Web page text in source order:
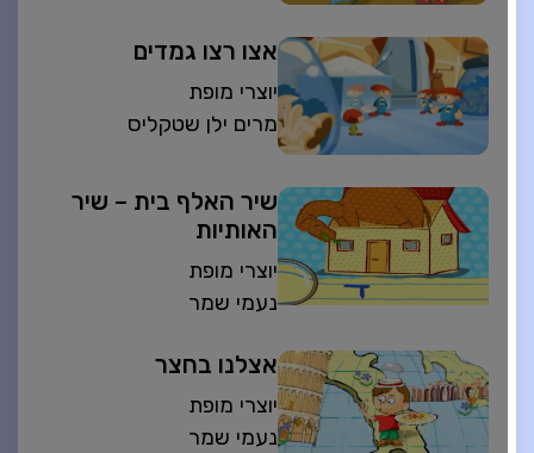
אצו רצו גמדים
יוצרי מופת
מרים ילן שטקליס
שיר האלף בית – שיר
האותיות
יוצרי מופת
נעמי שמר
אצלנו בחצר
יוצרי מופת
נעמי שמר